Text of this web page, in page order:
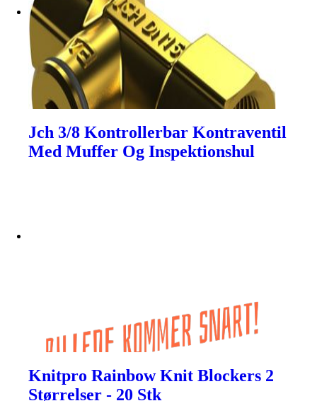
Jch 3/8 Kontrollerbar Kontraventil
Med Muffer Og Inspektionshul
Knitpro Rainbow Knit Blockers 2
Størrelser - 20 Stk